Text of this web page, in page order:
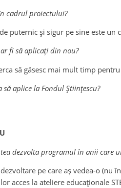
cadrul proiectului?
puternic și sigur pe sine este
fi să aplicați din nou?
să găsesc mai mult timp
aplice la Fondul Științescu?
dezvolta programul în anii care
pe care aș vedea-o (nu
acces la ateliere educaționale